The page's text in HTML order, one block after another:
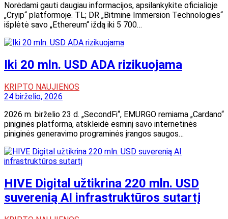
Norėdami gauti daugiau informacijos, apsilankykite oficialioje
„Cryip“ platformoje. TL; DR „Bitmine Immersion Technologies“
išplėtė savo „Ethereum“ iždą iki 5 700…
Iki 20 mln. USD ADA rizikuojama
KRIPTO NAUJIENOS
24 birželio, 2026
2026 m. birželio 23 d. „SecondFi“, EMURGO remiama „Cardano“
piniginės platforma, atskleidė esminį savo internetinės
piniginės generavimo programinės įrangos saugos…
HIVE Digital užtikrina 220 mln. USD
suverenią AI infrastruktūros sutartį